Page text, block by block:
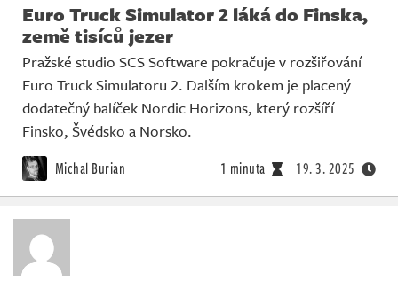
Euro Truck Simulator 2 láká do Finska,
země tisíců jezer
Pražské studio SCS Software pokračuje v rozšiřování
Euro Truck Simulatoru 2. Dalším krokem je placený
dodatečný balíček Nordic Horizons, který rozšíří
Finsko, Švédsko a Norsko.
Michal Burian 1 minuta 19. 3. 2025